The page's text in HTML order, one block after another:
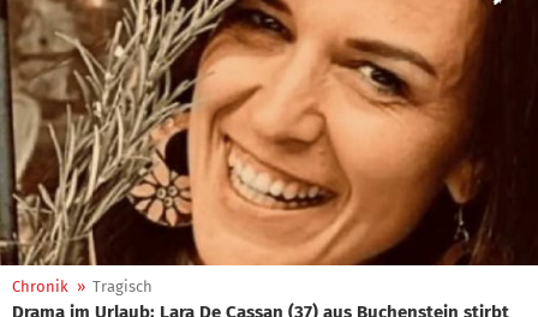
Chronik » Tragisch
Drama im Urlaub: Lara De Cassan (37) aus Buchenstein stirbt